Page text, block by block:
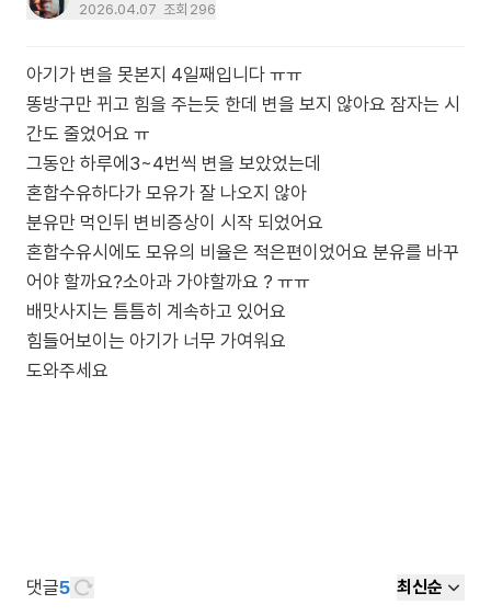
2026.04.07 조회 296
아기가 변을 못본지 4일째입니다 ㅠㅠ
똥방구만 뀌고 힘을 주는듯 한데 변을 보지 않아요 잠자는 시
간도 줄었어요 ㅠ
그동안 하루에3~4번씩 변을 보았었는데
혼합수유하다가 모유가 잘 나오지 않아
분유만 먹인뒤 변비증상이 시작 되었어요
혼합수유시에도 모유의 비율은 적은편이었어요 분유를 바꾸
어야 할까요?소아과 가야할까요 ? ㅠㅠ
배맛사지는 틈틈히 계속하고 있어요
힘들어보이는 아기가 너무 가여워요
도와주세요
댓글5 최신순